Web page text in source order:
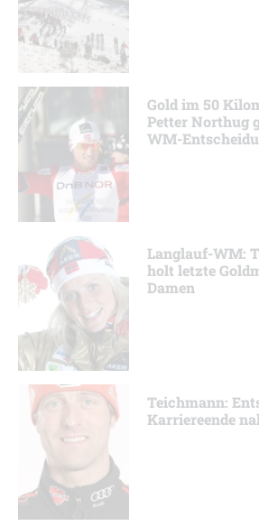
Gold im 50
Petter Northug
WM-
Langlauf-WM:
holt letzte
Damen
Teichmann:
Karriereende